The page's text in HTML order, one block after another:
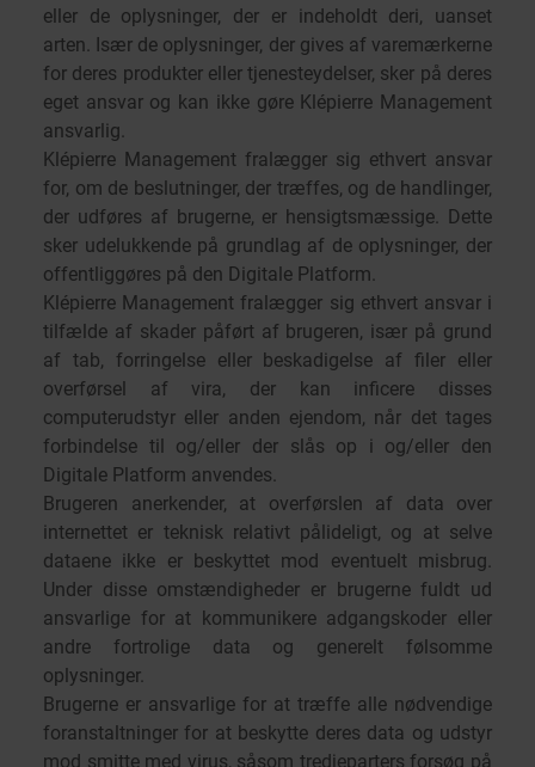
eller de oplysninger, der er indeholdt deri, uanset
arten. Især de oplysninger, der gives af varemærkerne
for deres produkter eller tjenesteydelser, sker på deres
eget ansvar og kan ikke gøre Klépierre Management
ansvarlig.
Klépierre Management fralægger sig ethvert ansvar
for, om de beslutninger, der træffes, og de handlinger,
der udføres af brugerne, er hensigtsmæssige. Dette
sker udelukkende på grundlag af de oplysninger, der
offentliggøres på den Digitale Platform.
Klépierre Management fralægger sig ethvert ansvar i
tilfælde af skader påført af brugeren, især på grund
af tab, forringelse eller beskadigelse af filer eller
overførsel af vira, der kan inficere disses
computerudstyr eller anden ejendom, når det tages
forbindelse til og/eller der slås op i og/eller den
Digitale Platform anvendes.
Brugeren anerkender, at overførslen af data over
internettet er teknisk relativt pålideligt, og at selve
dataene ikke er beskyttet mod eventuelt misbrug.
Under disse omstændigheder er brugerne fuldt ud
ansvarlige for at kommunikere adgangskoder eller
andre fortrolige data og generelt følsomme
oplysninger.
Brugerne er ansvarlige for at træffe alle nødvendige
foranstaltninger for at beskytte deres data og udstyr
mod smitte med virus, såsom tredjeparters forsøg på